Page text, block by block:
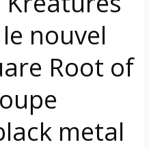
nouvel
Root of
metal